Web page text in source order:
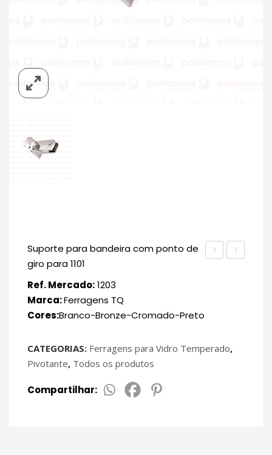
Suporte para bandeira com ponto de
giro para 1101
Ref. Mercado:1203
Marca:Ferragens TQ
Cores:Branco-Bronze-Cromado-Preto
CATEGORIAS: Ferragens para Vidro Temperado,
Pivotante, Todos os produtos
Compartilhar: